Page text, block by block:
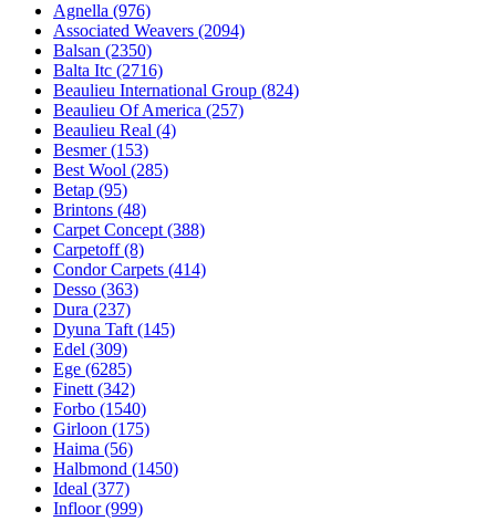
Agnella (976)
Associated Weavers (2094)
Balsan (2350)
Balta Itc (2716)
Beaulieu International Group (824)
Beaulieu Of America (257)
Beaulieu Real (4)
Besmer (153)
Best Wool (285)
Betap (95)
Brintons (48)
Carpet Concept (388)
Carpetoff (8)
Condor Carpets (414)
Desso (363)
Dura (237)
Dyuna Taft (145)
Edel (309)
Ege (6285)
Finett (342)
Forbo (1540)
Girloon (175)
Haima (56)
Halbmond (1450)
Ideal (377)
Infloor (999)